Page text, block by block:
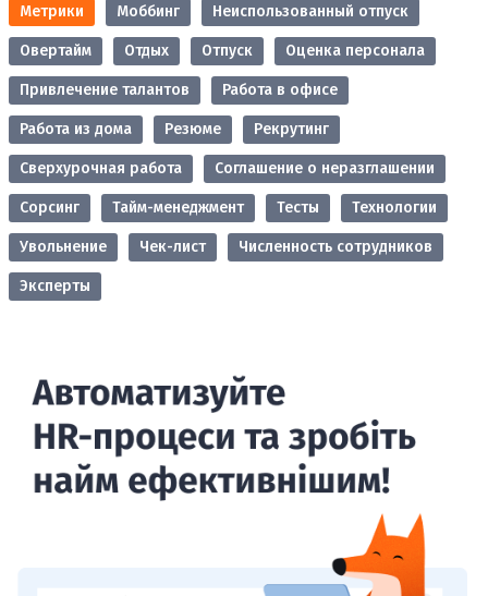
Метрики Моббинг Неиспользованный отпуск
Овертайм Отдых Отпуск Оценка персонала
Привлечение талантов Работа в офисе
Работа из дома Резюме Рекрутинг
Сверхурочная работа Соглашение о неразглашении
Сорсинг Тайм-менеджмент Тесты Технологии
Увольнение Чек-лист Численность сотрудников
Эксперты